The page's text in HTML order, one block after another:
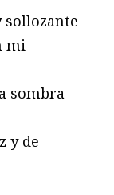
sollozante
mi
sombra
y de